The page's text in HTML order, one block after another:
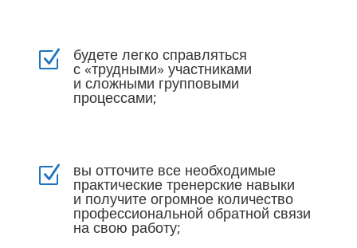
Z будете легко справляться
с «трудными» участниками
и сложными групповыми
процессами;
Z вы отточите все необходимые
практические тренерские навыки
и получите огромное количество
профессиональной обратной связи
на свою работу;